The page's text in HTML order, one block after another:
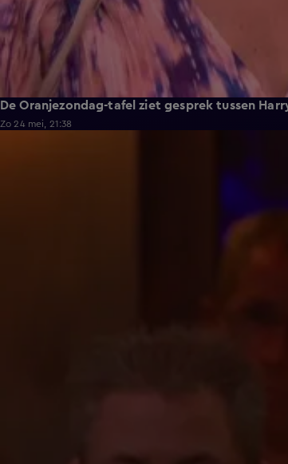
De Oranjezondag-tafel ziet gesprek tussen
Zo 24 mei, 21:38